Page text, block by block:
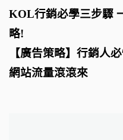
KOL行銷必學三步驟
略!
【廣告策略】行銷人
網站流量滾滾來